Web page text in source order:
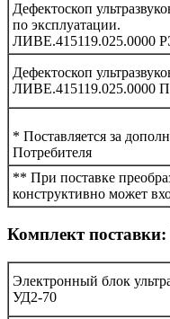
Дефектоскоп
по эксплуатации.
ЛИВЕ.415119.025.0000
Дефектоскоп
ЛИВЕ.415119.025.0000
* Поставляется за
Потребителя
** При поставке
конструктивно может
Комплект
Электронный блок
УД2-70